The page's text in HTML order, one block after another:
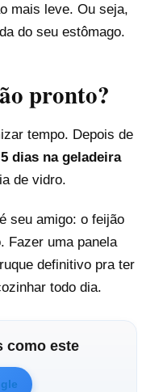
mais leve. Ou seja,
do seu estômago.
pronto?
tempo. Depois de
5 dias na geladeira
de vidro.
é seu amigo: o feijão
Fazer uma panela
definitivo pra ter
todo dia.
como este